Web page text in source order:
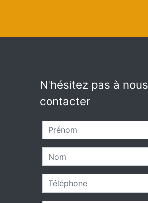
N'hésitez pas à nous
contacter